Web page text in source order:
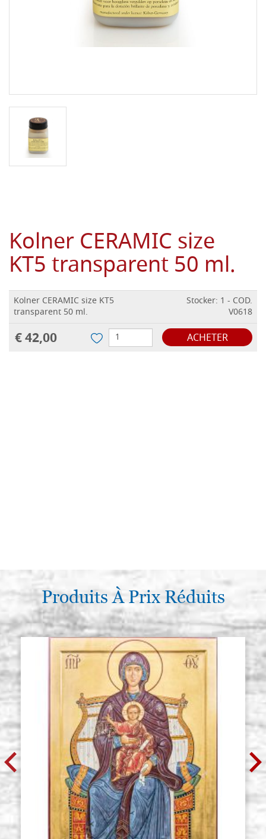
Kolner CERAMIC size
KT5 transparent 50 ml.
Kolner CERAMIC size KT5
transparent 50 ml.
Stocker: 1 - COD.
V0618
€ 42,00 ACHETER
Produits À Prix Réduits